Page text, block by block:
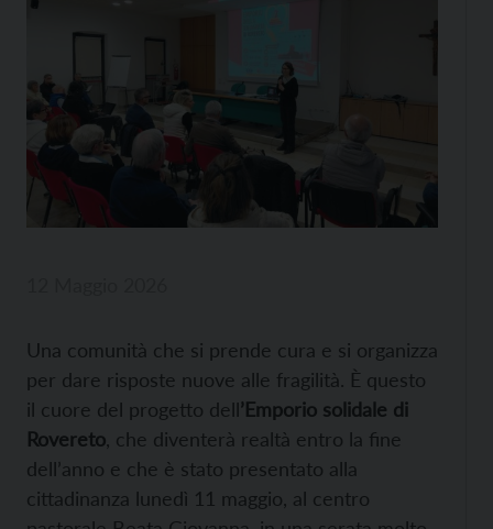
Una comunità che si prende cura e si organizza
per dare risposte nuove alle fragilità. È questo
il cuore del progetto dell’Emporio solidale di
Rovereto , che diventerà realtà entro la fine
dell’anno e che è stato presentato alla
cittadinanza lunedì 11 maggio, al centro